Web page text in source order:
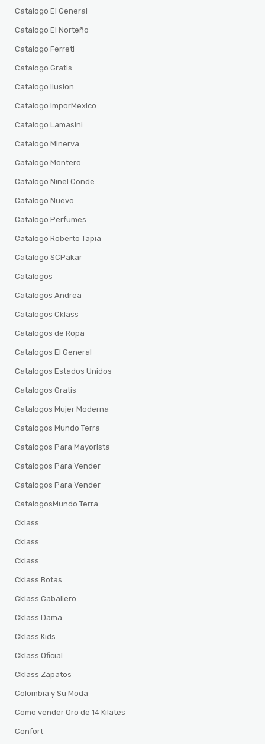
Catalogo El General
Catalogo El Norteño
Catalogo Ferreti
Catalogo Gratis
Catalogo Ilusion
Catalogo ImporMexico
Catalogo Lamasini
Catalogo Minerva
Catalogo Montero
Catalogo Ninel Conde
Catalogo Nuevo
Catalogo Perfumes
Catalogo Roberto Tapia
Catalogo SCPakar
Catalogos
Catalogos Andrea
Catalogos Cklass
Catalogos de Ropa
Catalogos El General
Catalogos Estados Unidos
Catalogos Gratis
Catalogos Mujer Moderna
Catalogos Mundo Terra
Catalogos Para Mayorista
Catalogos Para Vender
Catalogos Para Vender
CatalogosMundo Terra
Cklass
Cklass
Cklass
Cklass Botas
Cklass Caballero
Cklass Dama
Cklass Kids
Cklass Oficial
Cklass Zapatos
Colombia y Su Moda
Como vender Oro de 14 Kilates
Confort